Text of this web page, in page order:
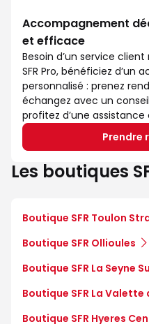
Accompagnement
et efficace
Besoin d’un service
SFR Pro, bénéficiez d’un
personnalisé : prenez
échangez avec un
profitez d’une
Prendre
Les boutiques
Boutique SFR Toulon
Boutique SFR Ollioules
Boutique SFR La Seyne
Boutique SFR La Valette
Boutique SFR Hyeres